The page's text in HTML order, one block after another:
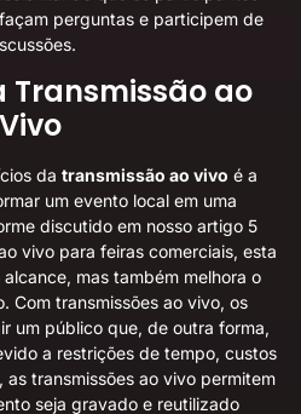
perguntas e participem de
Transmissão ao
Vivo
da transmissão ao vivo é a
um evento local em uma
discutido em nosso artigo 5
vivo para feiras comerciais, esta
mas também melhora o
Com transmissões ao vivo, os
um público que, de outra forma,
a restrições de tempo, custos
transmissões ao vivo permitem
seja gravado e reutilizado